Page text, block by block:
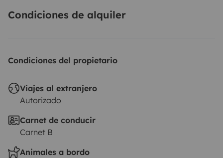
Condiciones de alquiler
Condiciones del propietario
Viajes al extranjero
Autorizado
Carnet de conducir
Carnet B
Animales a bordo